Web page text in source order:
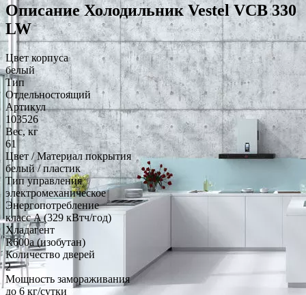
Описание Холодильник Vestel VCB 330
LW
Цвет корпуса
белый
Тип
Отдельностоящий
Артикул
103526
Вес, кг
61
Цвет / Материал покрытия
белый / пластик
Тип управления
электромеханическое
Энергопотребление
класс A (329 кВтч/год)
Хладагент
R600a (изобутан)
Количество дверей
2
Мощность замораживания
до 6 кг/cутки